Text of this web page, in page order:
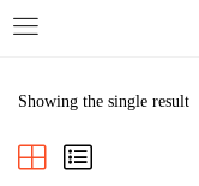
Showing the single result